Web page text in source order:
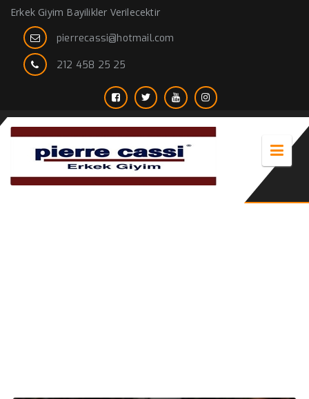
Erkek Giyim Bayilikler Verilecektir
pierrecassi@hotmail.com
212 458 25 25